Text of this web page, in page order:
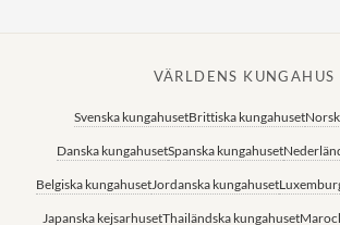
VÄRLDENS KUNGAHUS
Svenska kungahusetBrittiska kungahuset
Danska kungahusetSpanska kungahuset
Belgiska kungahusetJordanska kungahuset
Japanska kejsarhusetThailändska kungahuset